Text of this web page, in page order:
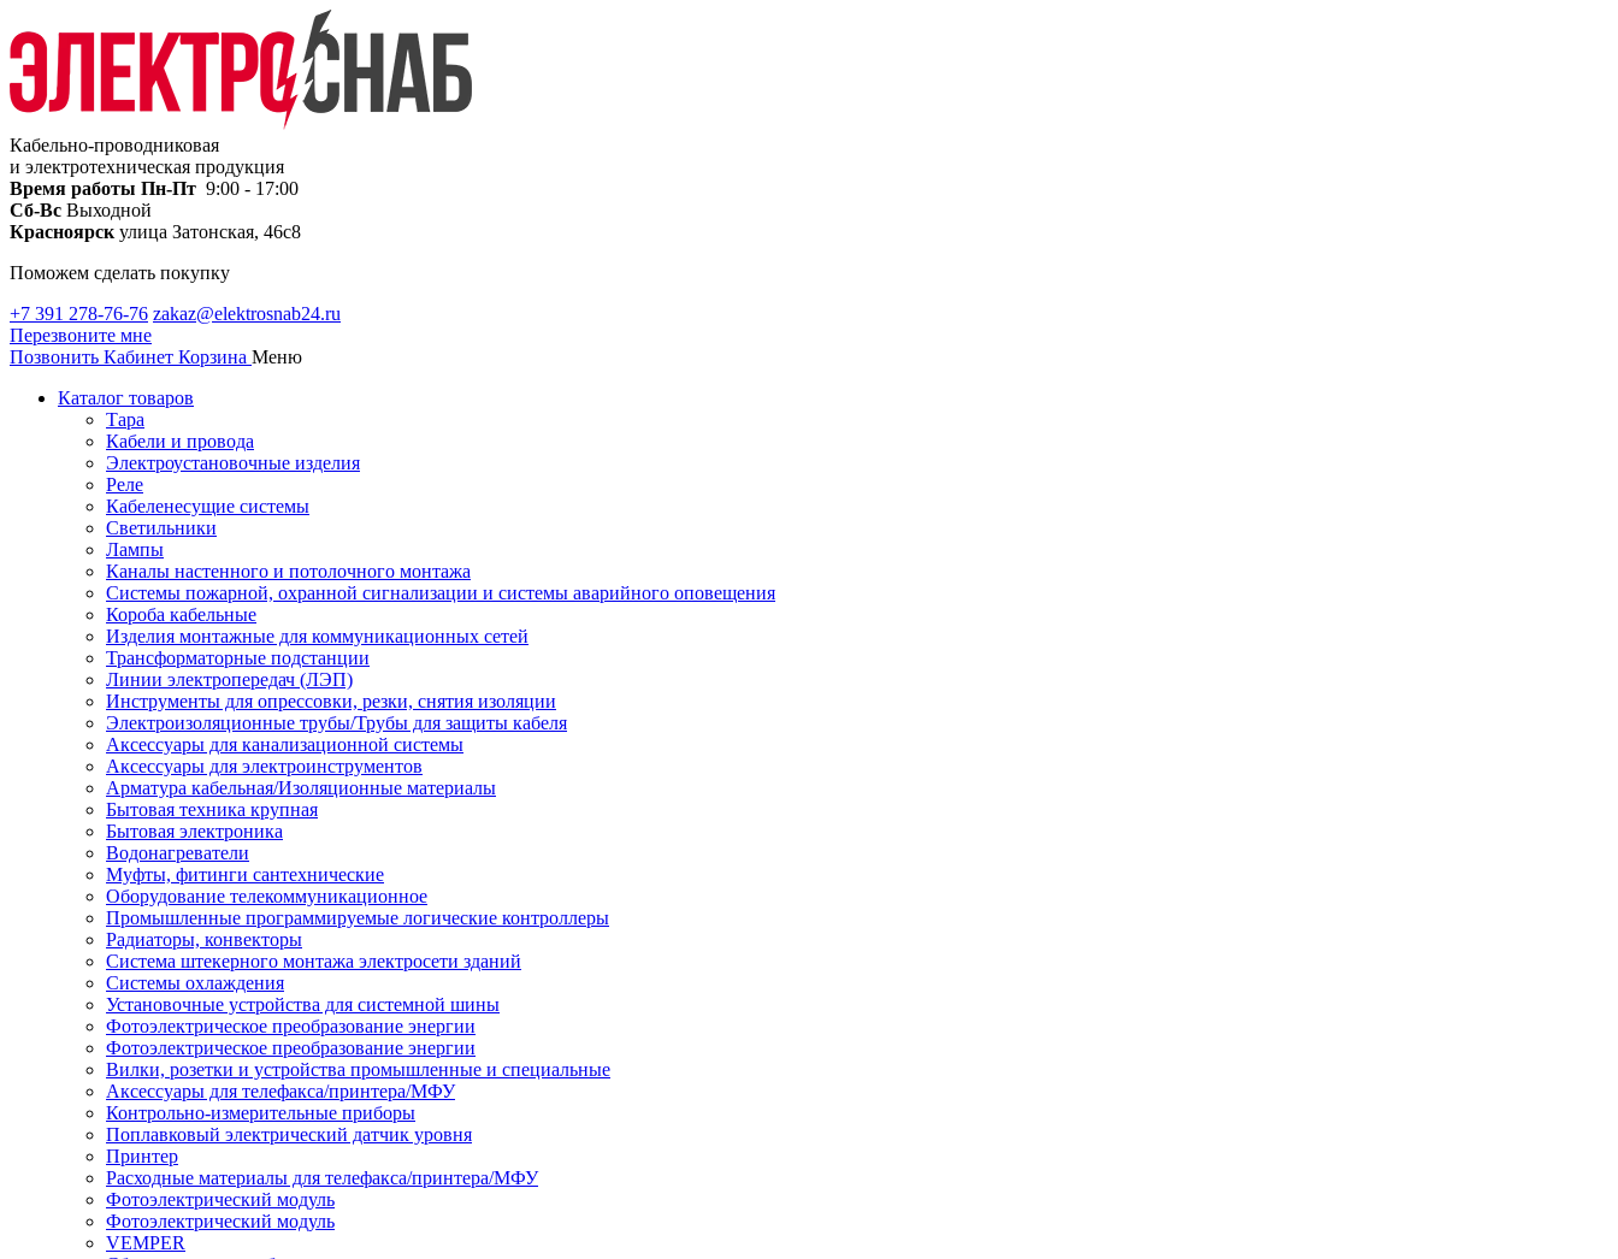
Кабельно-проводниковая
и электротехническая продукция
Время работы Пн-Пт 9:00 - 17:00
Сб-Вс Выходной
Красноярск улица Затонская, 46с8
Поможем сделать покупку
+7 391 278-76-76 zakaz@elektrosnab24.ru
Перезвоните мне
Позвонить Кабинет Корзина Меню
Каталог товаров
Тара
Кабели и провода
Электроустановочные изделия
Реле
Кабеленесущие системы
Светильники
Лампы
Каналы настенного и потолочного монтажа
Системы пожарной, охранной сигнализации и системы аварийного оповещения
Короба кабельные
Изделия монтажные для коммуникационных сетей
Трансформаторные подстанции
Линии электропередач (ЛЭП)
Инструменты для опрессовки, резки, снятия изоляции
Электроизоляционные трубы/Трубы для защиты кабеля
Аксессуары для канализационной системы
Аксессуары для электроинструментов
Арматура кабельная/Изоляционные материалы
Бытовая техника крупная
Бытовая электроника
Водонагреватели
Муфты, фитинги сантехнические
Оборудование телекоммуникационное
Промышленные программируемые логические контроллеры
Радиаторы, конвекторы
Система штекерного монтажа электросети зданий
Системы охлаждения
Установочные устройства для системной шины
Фотоэлектрическое преобразование энергии
Фотоэлектрическое преобразование энергии
Вилки, розетки и устройства промышленные и специальные
Аксессуары для телефакса/принтера/МФУ
Контрольно-измерительные приборы
Поплавковый электрический датчик уровня
Принтер
Расходные материалы для телефакса/принтера/МФУ
Фотоэлектрический модуль
Фотоэлектрический модуль
VEMPER